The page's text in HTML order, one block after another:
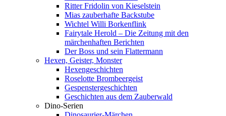
Ritter Fridolin von Kieselstein
Mias zauberhafte Backstube
Wichtel Willi Borkenflink
Fairytale Herold – Die Zeitung mit den
märchenhaften Berichten
Der Boss und sein Flattermann
Hexen, Geister, Monster
Hexengeschichten
Roselotte Brombeergeist
Gespenstergeschichten
Geschichten aus dem Zauberwald
Dino-Serien